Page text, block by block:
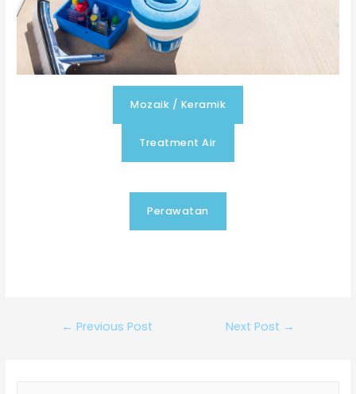
Mozaik / Keramik
Treatment Air
Perawatan
← Previous Post Next Post →